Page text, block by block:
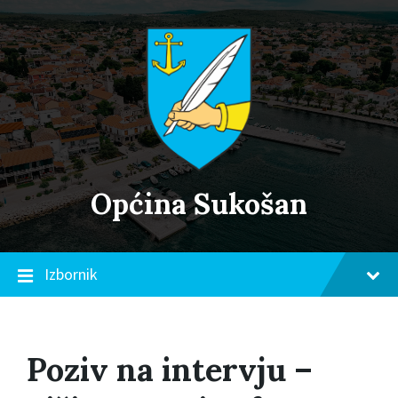
Skip
to
content
Skip
to
main
navigation
Skip
to
footer
Općina Sukošan
Izbornik
Poziv na intervju –